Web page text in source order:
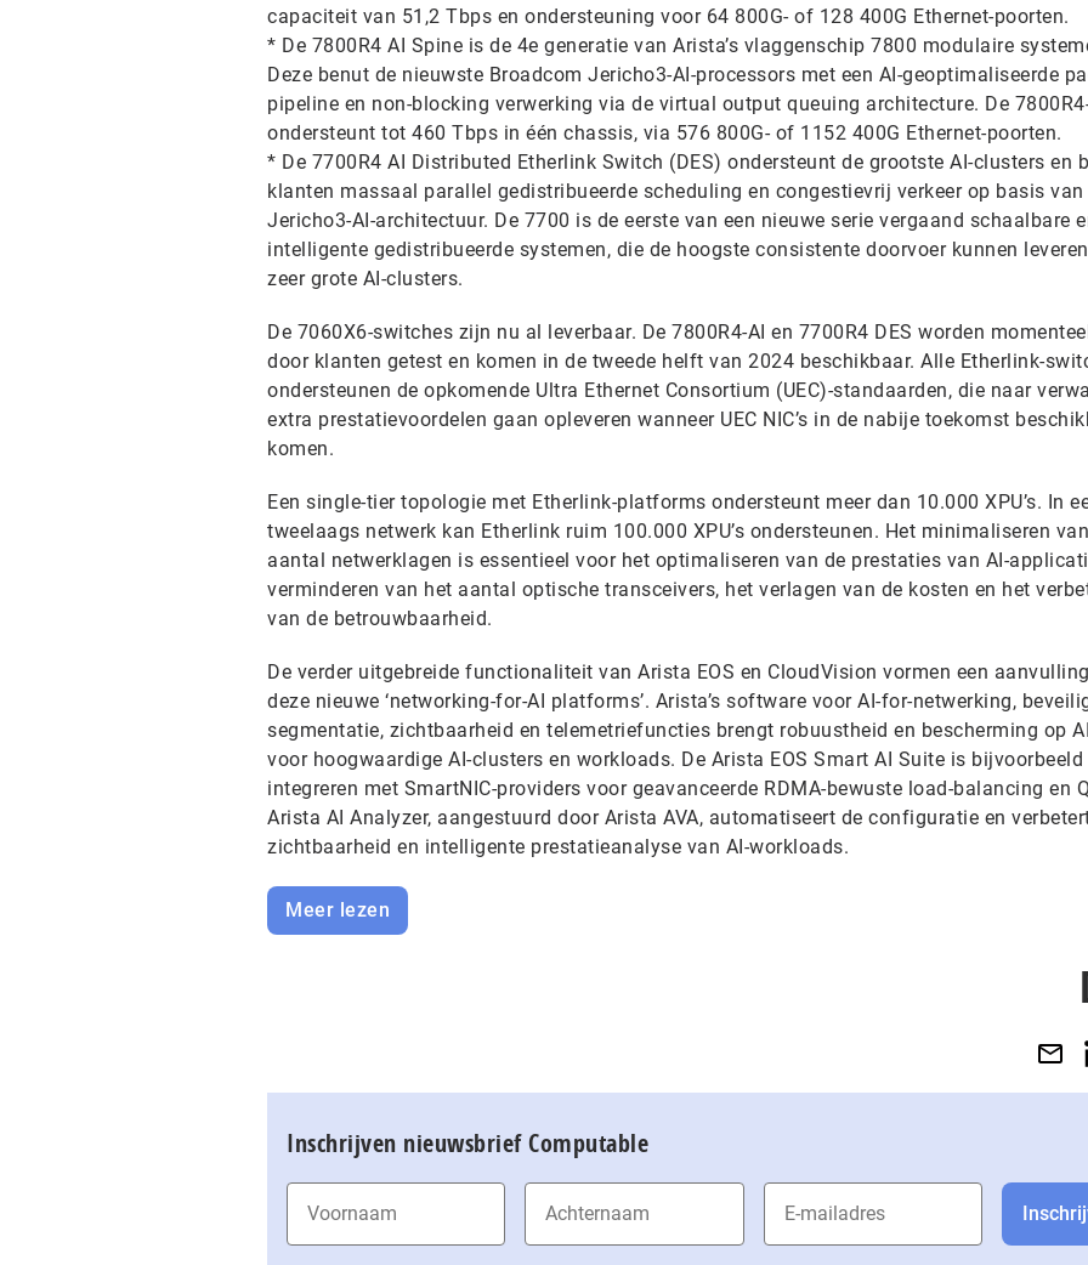
capaciteit van 51,2 Tbps en ondersteuning voor 64 800G- of 128 400G Ethernet-poorten.
* De 7800R4 AI Spine is de 4e generatie van Arista’s vlaggenschip 7800 modulaire
Deze benut de nieuwste Broadcom Jericho3-AI-processors met een AI-geoptimaliseerde
pipeline en non-blocking verwerking via de virtual output queuing architecture. De
ondersteunt tot 460 Tbps in één chassis, via 576 800G- of 1152 400G Ethernet-poorten.
* De 7700R4 AI Distributed Etherlink Switch (DES) ondersteunt de grootste AI-clusters en
klanten massaal parallel gedistribueerde scheduling en congestievrij verkeer op basis van
Jericho3-AI-architectuur. De 7700 is de eerste van een nieuwe serie vergaand schaalbare
intelligente gedistribueerde systemen, die de hoogste consistente doorvoer kunnen
zeer grote AI-clusters.
De 7060X6-switches zijn nu al leverbaar. De 7800R4-AI en 7700R4 DES worden
door klanten getest en komen in de tweede helft van 2024 beschikbaar. Alle Etherlink-
ondersteunen de opkomende Ultra Ethernet Consortium (UEC)-standaarden, die naar
extra prestatievoordelen gaan opleveren wanneer UEC NIC’s in de nabije toekomst
komen.
Een single-tier topologie met Etherlink-platforms ondersteunt meer dan 10.000 XPU’s. In
tweelaags netwerk kan Etherlink ruim 100.000 XPU’s ondersteunen. Het minimaliseren
aantal netwerklagen is essentieel voor het optimaliseren van de prestaties van AI-
verminderen van het aantal optische transceivers, het verlagen van de kosten en het
van de betrouwbaarheid.
De verder uitgebreide functionaliteit van Arista EOS en CloudVision vormen een
deze nieuwe ‘networking-for-AI platforms’. Arista’s software voor AI-for-netwerking,
segmentatie, zichtbaarheid en telemetriefuncties brengt robuustheid en bescherming op
voor hoogwaardige AI-clusters en workloads. De Arista EOS Smart AI Suite is bijvoorbeeld
integreren met SmartNIC-providers voor geavanceerde RDMA-bewuste load-balancing en
Arista AI Analyzer, aangestuurd door Arista AVA, automatiseert de configuratie en
zichtbaarheid en intelligente prestatieanalyse van AI-workloads.
Meer lezen
Inschrijven nieuwsbrief Computable